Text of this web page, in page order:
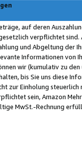
auf deren
verpflichtet
und Abgeltung der
Informationen von
wir (kumulativ zu
bis Sie uns diese
zur Einholung
sein, Amazon
MwSt.-Rechnung